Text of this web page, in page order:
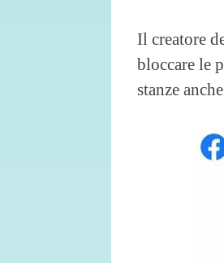
Il creatore
bloccare le
stanze